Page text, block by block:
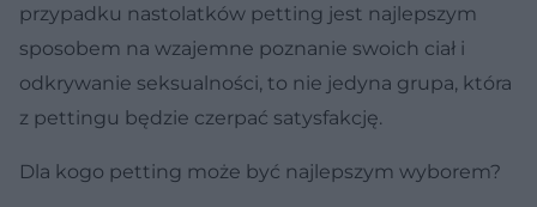
przypadku nastolatków petting jest najlepszym
sposobem na wzajemne poznanie swoich ciał i
odkrywanie seksualności, to nie jedyna grupa, która
z pettingu będzie czerpać satysfakcję.
Dla kogo petting może być najlepszym wyborem?